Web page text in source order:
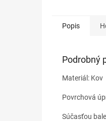
Popis
Podrobný
Materiál: Kov
Povrchová
Súčasťou